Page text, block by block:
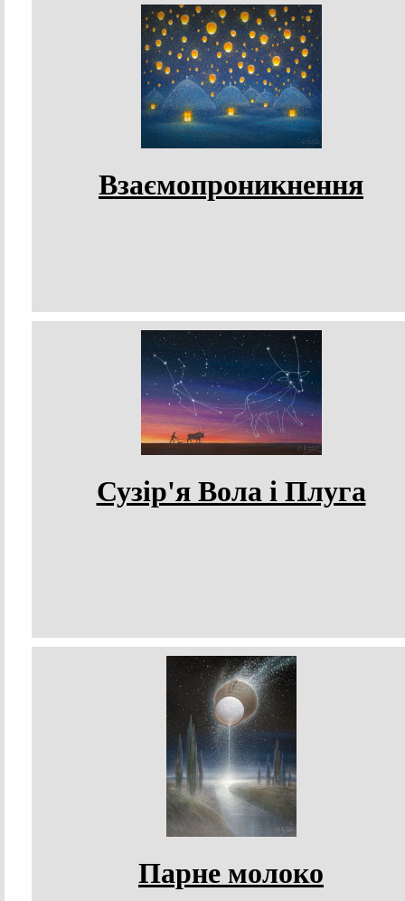
Взаємопроникнення
Сузір'я Вола і Плуга
Парне молоко